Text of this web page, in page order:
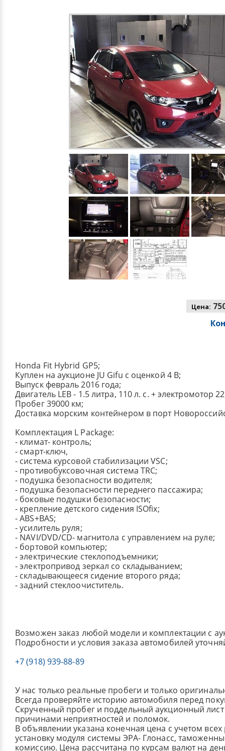
Цена:
Honda Fit Hybrid GP5;
Куплен на аукционе JU Gifu с оценкой 4 B;
Выпуск февраль 2016 года;
Двигатель LEB - 1.5 литра, 110 л. с. + электромотор
Пробег 39000 км;
Доставка морским контейнером в порт
Комплектация L Package:
- климат- контроль;
- смарт-ключ,
- система курсовой стабилизации VSC;
- противобуксовочная система TRC;
- подушка безопасности водителя;
- подушка безопасности переднего пассажира;
- боковые подушки безопасности;
- крепление детского сидения ISOfix;
- ABS+BAS;
- усилитель руля;
- NAVI/DVD/CD- магнитола с управлением на руле;
- бортовой компьютер;
- электрические стеклоподъемники;
- электропривод зеркал со складыванием;
- складывающееся сидение второго ряда;
- задний стеклоочиститель.
Возможен заказ любой модели и комплектации с
Подробности и условия заказа автомобилей
+7 (918) 939-88-89
У нас только реальные пробеги и только
Всегда проверяйте историю автомобиля перед
Скрученный пробег и поддельный аукционный лист
причинами неприятностей и поломок.
В объявлении указана конечная цена с учетом
установку модуля системы ЭРА- Глонасс,
комиссию. Цена рассчитана по курсам валют на